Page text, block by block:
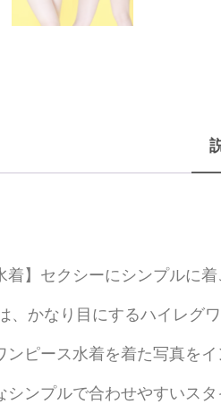
着】セクシーにシンプルに
かなり目にするハイレグ
ピース水着を着た写真を
ンプルで合わせやすいス